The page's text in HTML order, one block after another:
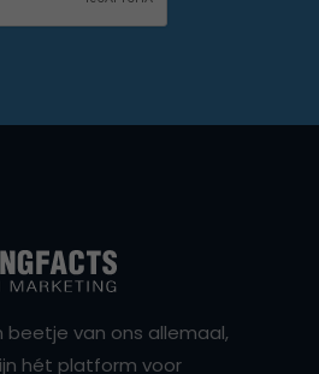
van ons allemaal,
hét platform voor